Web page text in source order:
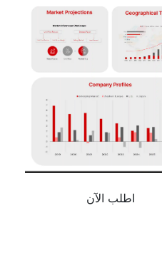
اطلب الآن